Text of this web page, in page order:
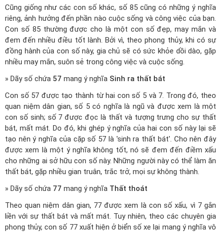
Cũng giống như các con số khác, số 85 cũng có những ý nghĩa
riêng, ảnh hưởng đến phần nào cuộc sống và công việc của bạn.
Con số 85 thường được cho là một con số đẹp, may mắn và
đem đến nhiều điều tốt lành. Bởi vì, theo phong thủy, khi có sự
đồng hành của con số này, gia chủ sẽ có sức khỏe dồi dào, gặp
nhiều may mắn, suôn sẻ trong công việc và cuộc sống.
» Dãy số chứa 57 mang ý nghĩa Sinh ra thất bát
Con số 57 được tạo thành từ hai con số 5 và 7. Trong đó, theo
quan niệm dân gian, số 5 có nghĩa là ngũ và được xem là một
con số sinh; số 7 được đọc là thất và tượng trưng cho sự thất
bát, mất mát. Do đó, khi ghép ý nghĩa của hai con số này lại sẽ
tạo nên ý nghĩa của cặp số 57 là 'sinh ra thất bát'. Cho nên đây
được xem là một ý nghĩa không tốt, nó sẽ đem đến điềm xấu
cho những ai sở hữu con số này. Những người này có thể làm ăn
thất bát, gặp nhiều gian truân, trắc trở, mọi sự không thành.
» Dãy số chứa 77 mang ý nghĩa Thất thoát
Theo quan niệm dân gian, 77 được xem là con số xấu, vì 7 gắn
liền với sự thất bát và mất mát. Tuy nhiên, theo các chuyên gia
phong thủy, con số 77 xuất hiện ở biển số xe lại mang ý nghĩa vô